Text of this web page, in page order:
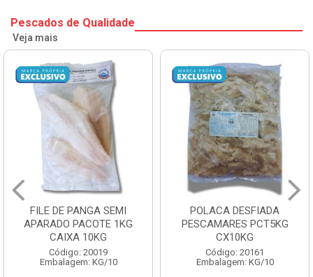
Pescados de Qualidade
Veja mais
FILE DE PANGA SEMI
APARADO PACOTE 1KG
CAIXA 10KG
Código: 20019
Embalagem: KG/10
POLACA DESFIADA
PESCAMARES PCT5KG
CX10KG
Código: 20161
Embalagem: KG/10